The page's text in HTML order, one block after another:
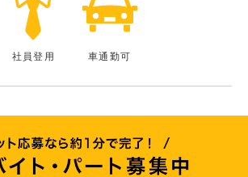
社員登用 車通勤可